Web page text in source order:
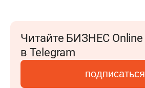
Читайте БИЗНЕС Online
в Telegram
подписаться